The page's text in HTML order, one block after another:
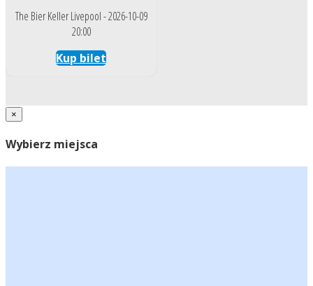
The Bier Keller Livepool - 2026-10-09
20:00
Kup bilet
×
Wybierz miejsca